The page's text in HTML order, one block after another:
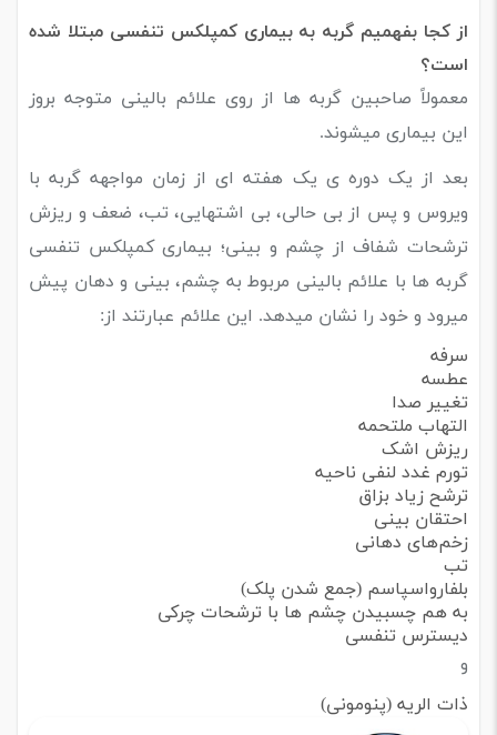
از کجا بفهمیم گربه به بیماری کمپلکس تنفسی مبتلا شده
است؟
معمولاً صاحبین گربه ها از روی علائم بالینی متوجه بروز
این بیماری میشوند.
بعد از یک دوره ی یک هفته ای از زمان مواجهه گربه با
ویروس و پس از بی حالی، بی اشتهایی، تب، ضعف و ریزش
ترشحات شفاف از چشم و بینی؛ بیماری کمپلکس تنفسی
گربه ها با علائم بالینی مربوط به چشم، بینی و دهان پیش
میرود و خود را نشان میدهد. این علائم عبارتند از:
سرفه
عطسه
تغییر صدا
التهاب ملتحمه
ریزش اشک
تورم غدد لنفی ناحیه
ترشح زیاد بزاق
احتقان بینی
زخم‌های دهانی
تب
بلفارواسپاسم (جمع شدن پلک)
به هم چسبیدن چشم ها با ترشحات چرکی
دیسترس تنفسی
و
ذات الریه (پنومونی)